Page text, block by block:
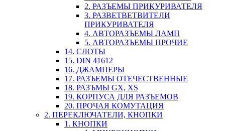
2. РАЗЪЕМЫ ПРИКУРИВАТЕЛЯ
3. РАЗВЕТВЕТВИТЕЛИ
ПРИКУРИВАТЕЛЯ
4. АВТОРАЗЪЕМЫ ЛАМП
5. АВТОРАЗЪЕМЫ ПРОЧИЕ
14. СЛОТЫ
15. DIN 41612
16. ДЖАМПЕРЫ
17. РАЗЪЕМЫ ОТЕЧЕСТВЕННЫЕ
18. РАЗЪМЫ GX, XS
19. КОРПУСА ДЛЯ РАЗЪЕМОВ
20. ПРОЧАЯ КОМУТАЦИЯ
2. ПЕРЕКЛЮЧАТЕЛИ, КНОПКИ
1. КНОПКИ